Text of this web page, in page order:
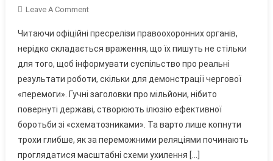
Leave A CommentOn
Вінниці
Триває
Прокурорський
Цирк
Навколо
Схем
Скандального
Хоменка
Читаючи офіційні пресрелізи правоохоронних органів,
нерідко складається враження, що їх пишуть не стільки
для того, щоб інформувати суспільство про реальні
результати роботи, скільки для демонстрації чергової
«перемоги». Гучні заголовки про мільйони, нібито
повернуті державі, створюють ілюзію ефективної
боротьби зі «схематозниками». Та варто лише копнути
трохи глибше, як за переможними реляціями починають
проглядатися масштабні схеми ухилення […]